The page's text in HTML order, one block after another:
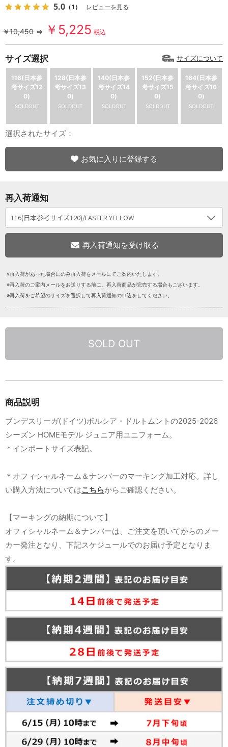
5.0 （1） レビューを見る
￥10,450 ⇒ ￥5,225 税込
サイズ選択 サイズについて
116(日本参
考サイズ12
0)
SOLDOUT
128(日本参
考サイズ13
0)
SOLDOUT
140(日本参
考サイズ14
0)
SOLDOUT
152(日本参
考サイズ15
0)
SOLDOUT
164(日本参
考サイズ16
0)
SOLDOUT
選択されたサイズ：
お気に入りに登録する
再入荷通知
※再入荷があった場合にのみ再入荷をメールにてご案内いたします。
※再入荷のご案内メールをお送りする前に、再入荷商品が完売する場合もございます。
※再入荷をご希望のサイズを選択して再入荷通知の申込をしてください。
SOLD OUT
商品説明
ブンデスリーガ(ドイツ)ボルシア・ドルトムントの2025-2026
シーズン HOMEモデル ジュニア用ユニフォーム。
＊インポートサイズ表記。
＊オフィシャルネーム＆ナンバーのマーキング加工対応。詳し
い購入方法についてはこちらからご確認ください。
【マーキングの納期について】
オフィシャルネーム＆ナンバーは、ご注文を頂いてからのメー
カー発注となり、下記スケジュールでのお届け予定となりま
す。